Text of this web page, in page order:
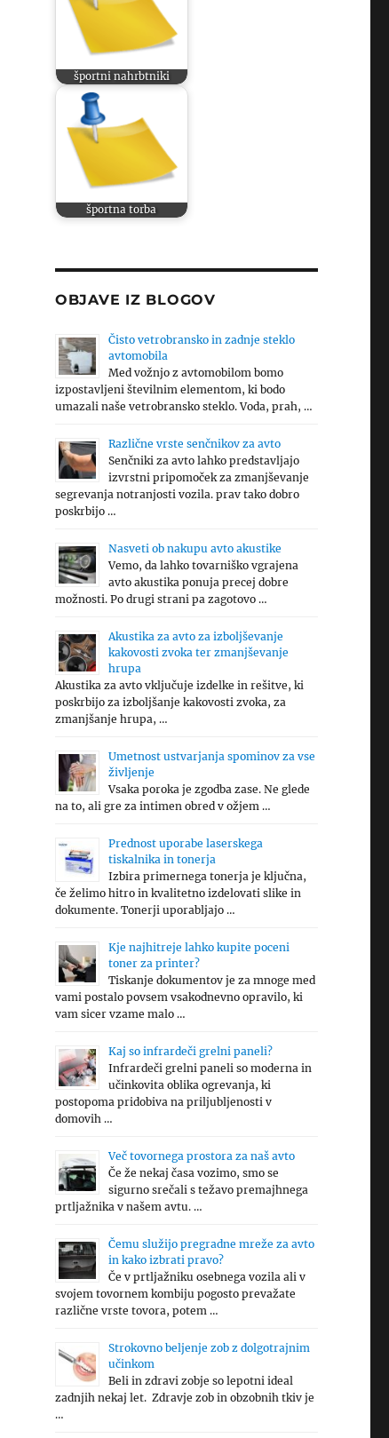
športni nahrbtniki
športna torba
OBJAVE IZ BLOGOV
Čisto vetrobransko in zadnje steklo
avtomobila
Med vožnjo z avtomobilom bomo
izpostavljeni številnim elementom, ki bodo
umazali naše vetrobransko steklo. Voda, prah, …
Različne vrste senčnikov za avto
Senčniki za avto lahko predstavljajo
izvrstni pripomoček za zmanjševanje
segrevanja notranjosti vozila. prav tako dobro
poskrbijo …
Nasveti ob nakupu avto akustike
Vemo, da lahko tovarniško vgrajena
avto akustika ponuja precej dobre
možnosti. Po drugi strani pa zagotovo …
Akustika za avto za izboljševanje
kakovosti zvoka ter zmanjševanje
hrupa
Akustika za avto vključuje izdelke in rešitve, ki
poskrbijo za izboljšanje kakovosti zvoka, za
zmanjšanje hrupa, …
Umetnost ustvarjanja spominov za vse
življenje
Vsaka poroka je zgodba zase. Ne glede
na to, ali gre za intimen obred v ožjem …
Prednost uporabe laserskega
tiskalnika in tonerja
Izbira primernega tonerja je ključna,
če želimo hitro in kvalitetno izdelovati slike in
dokumente. Tonerji uporabljajo …
Kje najhitreje lahko kupite poceni
toner za printer?
Tiskanje dokumentov je za mnoge med
vami postalo povsem vsakodnevno opravilo, ki
vam sicer vzame malo …
Kaj so infrardeči grelni paneli?
Infrardeči grelni paneli so moderna in
učinkovita oblika ogrevanja, ki
postopoma pridobiva na priljubljenosti v
domovih …
Več tovornega prostora za naš avto
Če že nekaj časa vozimo, smo se
sigurno srečali s težavo premajhnega
prtljažnika v našem avtu. …
Čemu služijo pregradne mreže za avto
in kako izbrati pravo?
Če v prtljažniku osebnega vozila ali v
svojem tovornem kombiju pogosto prevažate
različne vrste tovora, potem …
Strokovno beljenje zob z dolgotrajnim
učinkom
Beli in zdravi zobje so lepotni ideal
zadnjih nekaj let. Zdravje zob in obzobnih tkiv je
…